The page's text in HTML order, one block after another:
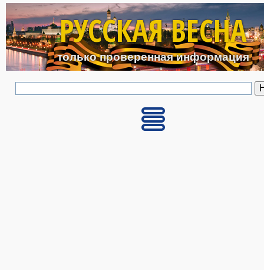
Перейти к основному
РУССКАЯ ВЕСНА
только проверенная информация